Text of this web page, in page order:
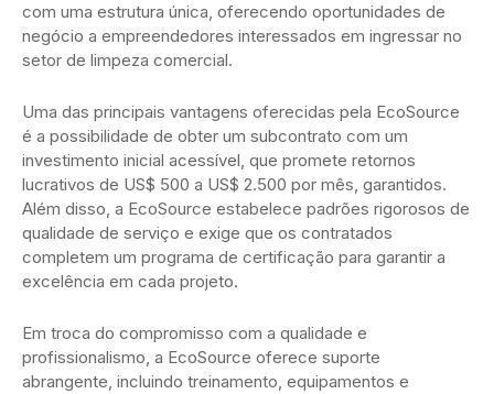
com uma estrutura única, oferecendo oportunidades de
negócio a empreendedores interessados em ingressar no
setor de limpeza comercial.
Uma das principais vantagens oferecidas pela EcoSource
é a possibilidade de obter um subcontrato com um
investimento inicial acessível, que promete retornos
lucrativos de US$ 500 a US$ 2.500 por mês, garantidos.
Além disso, a EcoSource estabelece padrões rigorosos de
qualidade de serviço e exige que os contratados
completem um programa de certificação para garantir a
excelência em cada projeto.
Em troca do compromisso com a qualidade e
profissionalismo, a EcoSource oferece suporte
abrangente, incluindo treinamento, equipamentos e